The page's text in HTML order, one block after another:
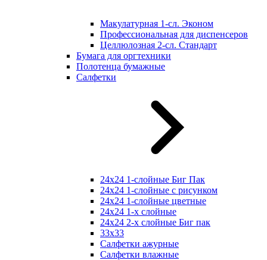
Макулатурная 1-сл. Эконом
Профессиональная для диспенсеров
Целлюлозная 2-сл. Стандарт
Бумага для оргтехники
Полотенца бумажные
Салфетки
24х24 1-слойные Биг Пак
24х24 1-слойные с рисунком
24х24 1-слойные цветные
24х24 1-х слойные
24х24 2-х слойные Биг пак
33х33
Салфетки ажурные
Салфетки влажные